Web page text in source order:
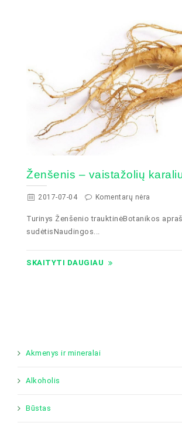
Ženšenis – vaistažolių
2017-07-04 Komentarų nėra
Turinys Ženšenio trauktinėBotanikos
sudėtisNaudingos...
SKAITYTI DAUGIAU
Akmenys ir mineralai
Alkoholis
Būstas